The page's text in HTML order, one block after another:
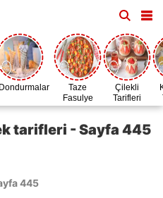
Dondurmalar
Taze
Fasulye
Zamanı
Çilekli
Tarifleri
tarifleri - Sayfa 445
445